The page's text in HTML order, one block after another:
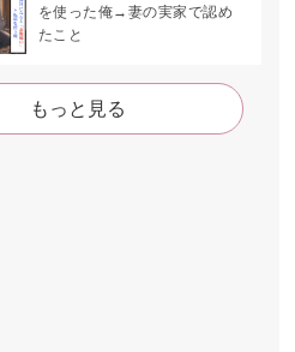
を使った俺→妻の実家で認め
たこと
もっと見る